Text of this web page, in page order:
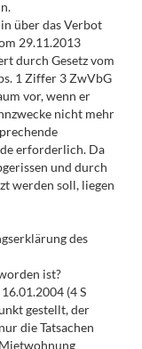
über das Verbot
29.11.2013
durch Gesetz vom
1 Ziffer 3 ZwVbG
vor, wenn er
nicht mehr
erforderlich. Da
und durch
werden soll, liegen
des
ist?
(4 S
gestellt, der
die Tatsachen